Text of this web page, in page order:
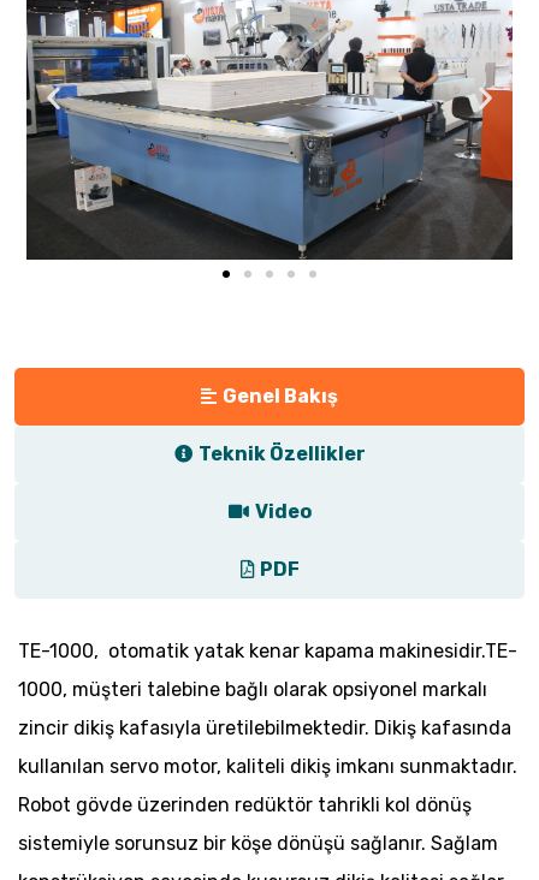
Genel Bakış
Teknik Özellikler
Video
PDF
TE-1000, otomatik yatak kenar kapama makinesidir.TE-
1000, müşteri talebine bağlı olarak opsiyonel markalı
zincir dikiş kafasıyla üretilebilmektedir. Dikiş kafasında
kullanılan servo motor, kaliteli dikiş imkanı sunmaktadır.
Robot gövde üzerinden redüktör tahrikli kol dönüş
sistemiyle sorunsuz bir köşe dönüşü sağlanır. Sağlam